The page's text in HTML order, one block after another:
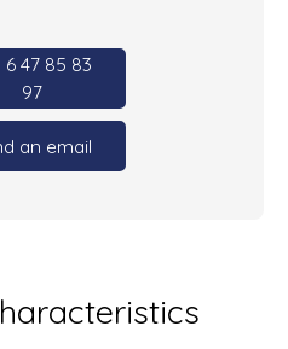
6 47 85 83
97
an email